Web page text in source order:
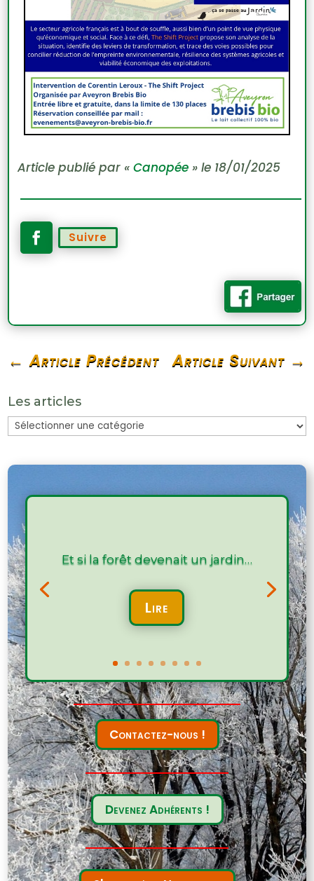
Article publié par «Canopée » le 18/01/2025
Suivre
←Article Précédent Article Suivant→
Les articles
Les
Et si la forêt devenait un jardin…
Lire
Contactez-nous !
Devenez Adhérents !